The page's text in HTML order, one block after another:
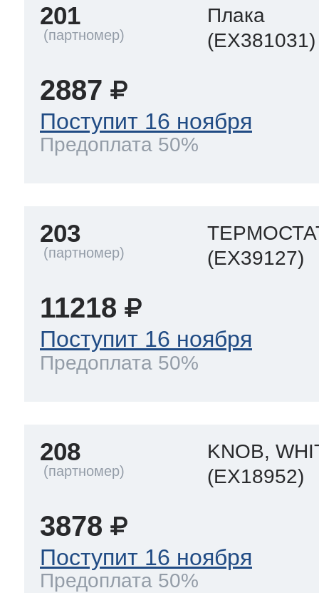
201
Плака
(EX381031)
2887
Поступит 16 ноября
Предоплата 50%
203
(EX39127)
11218
Поступит 16 ноября
Предоплата 50%
208
KNOB,
(EX18952)
3878
Поступит 16 ноября
Предоплата 50%